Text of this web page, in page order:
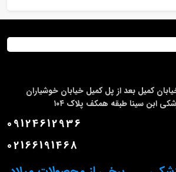
کمیل بعد از پل کمیل خیابان خوشیاران
ابن سینا طبقه همکف پلاک ۱۰۴
09124612936
02166191468